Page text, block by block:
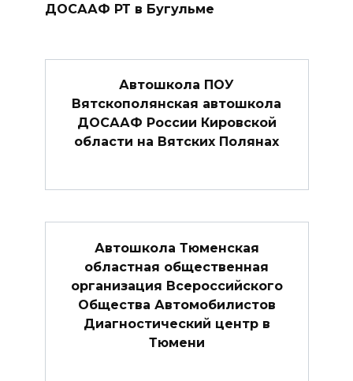
ДОСААФ РТ в Бугульме
Автошкола ПОУ
Вятскополянская автошкола
ДОСААФ России Кировской
области на Вятских Полянах
Автошкола Тюменская
областная общественная
организация Всероссийского
Общества Автомобилистов
Диагностический центр в
Тюмени